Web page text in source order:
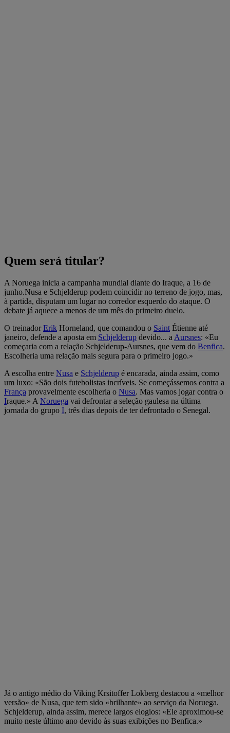
Quem será titular?
A Noruega inicia a campanha mundial diante do Iraque, a 16 de
junho.Nusa e Schjelderup podem coincidir no terreno de jogo, mas,
à partida, disputam um lugar no corredor esquerdo do ataque. O
debate já aquece a menos de um mês do primeiro duelo.
O treinadorErik Horneland, que comandou o Saint Étienne até
janeiro, defende a aposta em Schjelderup devido... a Aursnes: «Eu
começaria com a relação Schjelderup-Aursnes, que vem do Benfica.
Escolheria uma relação mais segura para o primeiro jogo.»
A escolha entre Nusa e Schjelderup é encarada, ainda assim, como
um luxo: «São dois futebolistas incríveis. Se começássemos contra a
França provavelmente escolheria o Nusa. Mas vamos jogar contra o
Iraque.» A Noruega vai defrontar a seleção gaulesa na última
jornada do grupo I, três dias depois de ter defrontado o Senegal.
Já o antigo médio do Viking Krsitoffer Lokberg destacou a «melhor
versão» de Nusa, que tem sido «brilhante» ao serviço da Noruega.
Schjelderup, ainda assim, merece largos elogios: «Ele aproximou-se
muito neste último ano devido às suas exibições no Benfica.»